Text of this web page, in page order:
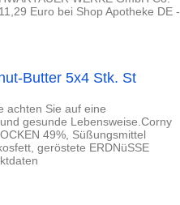
Euro bei Shop Apotheke DE -
Butter 5x4 Stk. St
achten Sie auf eine
gesunde Lebensweise.Corny
49%, Süßungsmittel
geröstete ERDNüSSE